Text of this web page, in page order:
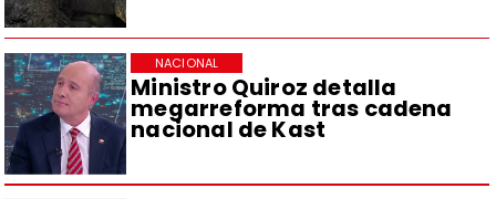
Ministro Quiroz detalla
megarreforma tras cadena
nacional de Kast
NACIONAL